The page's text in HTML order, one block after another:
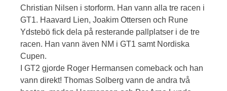
Christian Nilsen i storform. Han vann alla tre racen i
GT1. Haavard Lien, Joakim Ottersen och Rune
Ydstebö fick dela på resterande pallplatser i de tre
racen. Han vann även NM i GT1 samt Nordiska
Cupen.
I GT2 gjorde Roger Hermansen comeback och han
vann direkt! Thomas Solberg vann de andra två